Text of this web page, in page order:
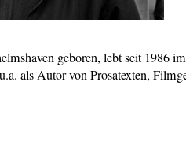
geboren, lebt seit 1986
als Autor von Prosatexten,